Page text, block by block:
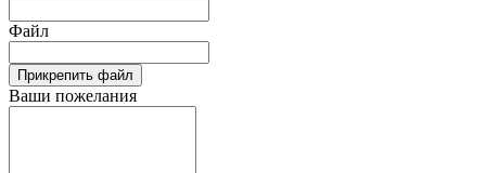
Файл
Прикрепить файл
Ваши пожелания